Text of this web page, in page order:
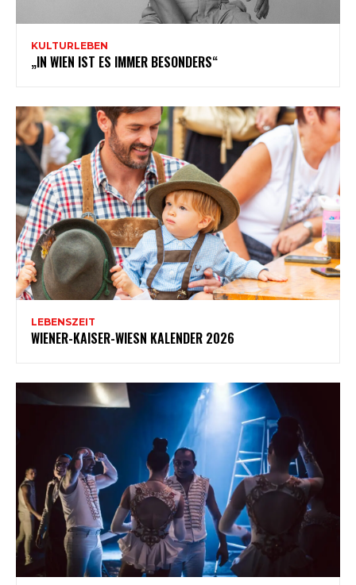
KULTURLEBEN
„IN WIEN IST ES IMMER BESONDERS“
LEBENSZEIT
WIENER-KAISER-WIESN KALENDER 2026